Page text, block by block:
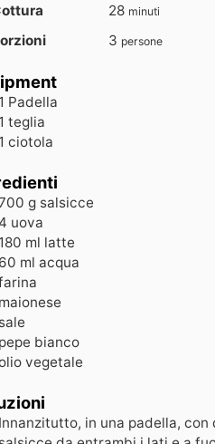
28 minuti
3 persone
1 Padella
1 teglia
1 ciotola
g salsicce
4 uova
180 ml latte
60 ml acqua
maionese
sale
pepe bianco
vegetale
Innanzitutto, in una padella,